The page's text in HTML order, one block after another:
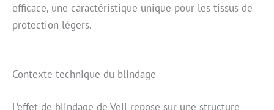
efficace, une caractéristique unique pour les tissus de
protection légers.
Contexte technique du blindage
L’effet de blindage de Veil repose sur une structure